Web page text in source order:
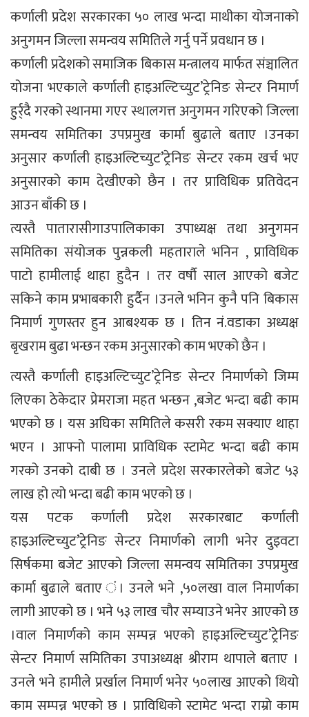
कर्णाली प्रदेश सरकारका ५० लाख भन्दा माथीका योजनाको
अनुगमन जिल्ला समन्वय समितिले गर्नु पर्ने प्रवधान छ ।
कर्णाली प्रदेशको समाजिक बिकास मन्त्रालय मार्फत संञ्चालित
योजना भएकाले कर्णाली हाइअल्टिच्युट’ट्रेनिङ सेन्टर निमार्ण
हुर्र्दै गरको स्थानमा गएर स्थालगत्त अनुगमन गरिएको जिल्ला
समन्वय समितिका उपप्रमुख कार्मा बुढाले बताए ।उनका
अनुसार कर्णाली हाइअल्टिच्युट’ट्रेनिङ सेन्टर रकम खर्च भए
अनुसारको काम देखीएको छैन । तर प्राविधिक प्रतिवेदन
आउन बाँकी छ ।
त्यस्तै पातारासीगाउपालिकाका उपाध्यक्ष तथा अनुगमन
समितिका संयोजक पुन्नकली महताराले भनिन , प्राविधिक
पाटो हामीलाई थाहा हुदैन । तर वर्षौ साल आएको बजेट
सकिने काम प्रभाबकारी हुर्दैन ।उनले भनिन कुनै पनि बिकास
निमार्ण गुणस्तर हुन आबश्यक छ । तिन नं.वडाका अध्यक्ष
बृखराम बुढा भन्छन रकम अनुसारको काम भएको छैन ।
त्यस्तै कर्णाली हाइअल्टिच्युट’ट्रेनिङ सेन्टर निमार्णको जिम्म
लिएका ठेकेदार प्रेमराजा महत भन्छन ,बजेट भन्दा बढी काम
भएको छ । यस अघिका समितिले कसरी रकम सक्याए थाहा
भएन । आफ्नो पालामा प्राविधिक स्टामेट भन्दा बढी काम
गरको उनको दाबी छ । उनले प्रदेश सरकारलेको बजेट ५३
लाख हो त्यो भन्दा बढी काम भएको छ ।
यस पटक कर्णाली प्रदेश सरकारबाट कर्णाली
हाइअल्टिच्युट’ट्रेनिङ सेन्टर निमार्णको लागी भनेर दुइवटा
सिर्षकमा बजेट आएको जिल्ला समन्वय समितिका उपप्रमुख
कार्मा बुढाले बताए ं। उनले भने ,५०लखा वाल निमार्णका
लागी आएको छ । भने ५३ लाख चौर सम्याउने भनेर आएको छ
।वाल निमार्णको काम सम्पन्न भएको हाइअल्टिच्युट’ट्रेनिङ
सेन्टर निमार्ण समितिका उपाअध्यक्ष श्रीराम थापाले बताए ।
उनले भने हामीले प्रर्खाल निमार्ण भनेर ५०लाख आएको थियो
काम सम्पन्न भएको छ । प्राविधिको स्टामेट भन्दा राम्रो काम